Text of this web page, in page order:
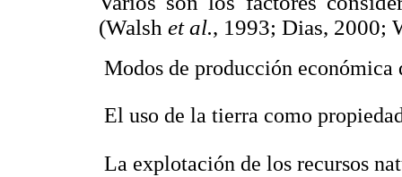
(Walsh et al., 1993; Dias, 2000;
 Modos de producción
 El uso de la tierra como
 La explotación de los recursos